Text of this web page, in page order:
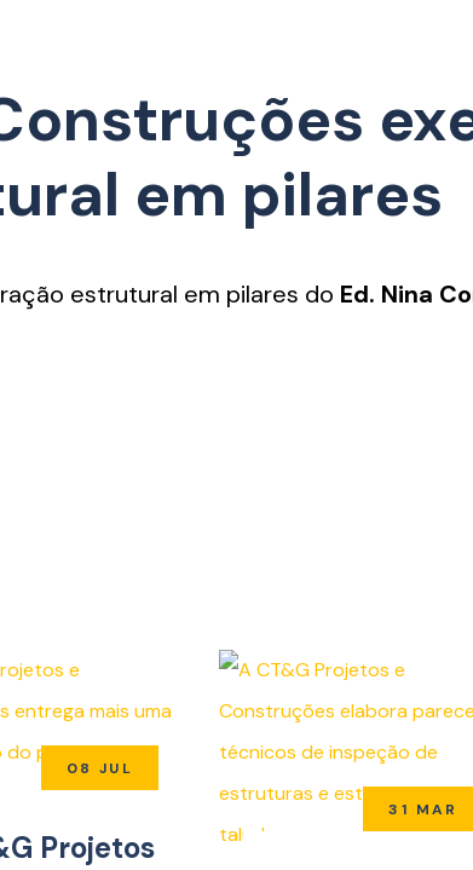
em pilares
estrutural em pilares do Ed. Nina
08 JUL
Projetos
31 MAR